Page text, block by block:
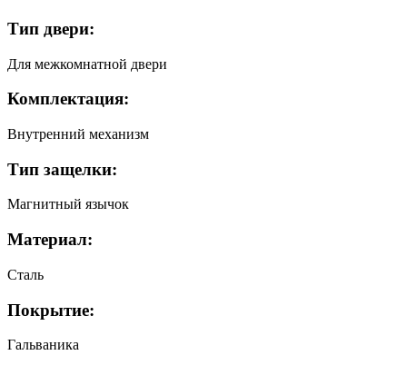
Тип двери:
Для межкомнатной двери
Комплектация:
Внутренний механизм
Тип защелки:
Магнитный язычок
Материал:
Сталь
Покрытие:
Гальваника